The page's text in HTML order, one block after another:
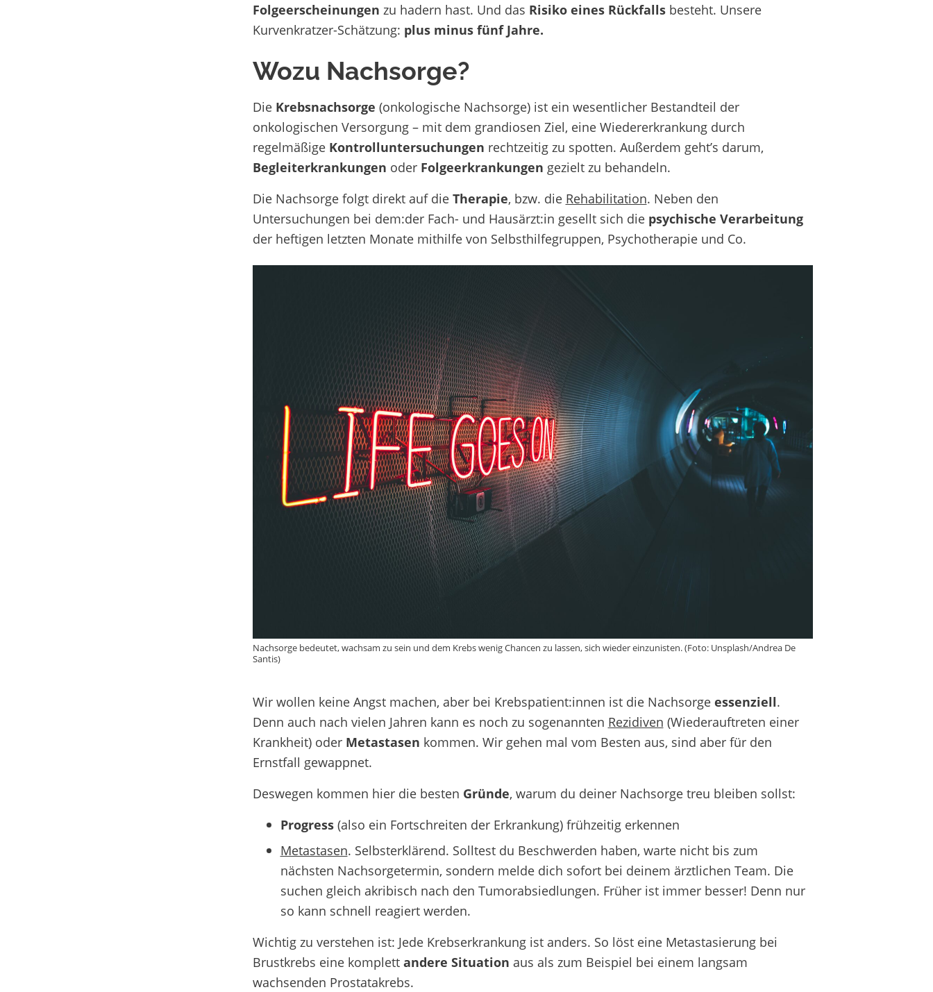
Folgeerscheinungen zu hadern hast. Und das Risiko eines Rückfallsbesteht. Unsere
Kurvenkratzer-Schätzung: plus minus fünf Jahre.
Wozu Nachsorge?
Die Krebsnachsorge (onkologische Nachsorge) ist ein wesentlicher Bestandteil der
onkologischen Versorgung – mit dem grandiosen Ziel, eine Wiedererkrankung durch
regelmäßige Kontrolluntersuchungen rechtzeitig zu spotten. Außerdem geht’s darum,
Begleiterkrankungen oder Folgeerkrankungen gezielt zu behandeln.
Die Nachsorge folgt direkt auf die Therapie, bzw. die Rehabilitation. Neben den
Untersuchungen bei dem:der Fach- und Hausärzt:in gesellt sich die psychische Verarbeitung
der heftigen letzten Monate mithilfe von Selbsthilfegruppen, Psychotherapie und Co.
Nachsorge bedeutet, wachsam zu sein und dem Krebs wenig Chancen zu lassen, sich wieder einzunisten. (Foto: Unsplash/Andrea De
Santis)
Wir wollen keine Angst machen, aber bei Krebspatient:innen ist die Nachsorge essenziell.
Denn auch nach vielen Jahren kann es noch zu sogenannten Rezidiven (Wiederauftreten einer
Krankheit) oder Metastasen kommen. Wir gehen mal vom Besten aus, sind aber für den
Ernstfall gewappnet.
Deswegen kommen hier die besten Gründe, warum du deiner Nachsorge treu bleiben sollst:
Progress (also ein Fortschreiten der Erkrankung) frühzeitig erkennen
Metastasen. Selbsterklärend. Solltest du Beschwerden haben, warte nicht bis zum
nächsten Nachsorgetermin, sondern melde dich sofort bei deinem ärztlichen Team. Die
suchen gleich akribisch nach den Tumorabsiedlungen. Früher ist immer besser! Denn nur
so kann schnell reagiert werden.
Wichtig zu verstehen ist: Jede Krebserkrankung ist anders. So löst eine Metastasierung bei
Brustkrebs eine komplett andere Situation aus als zum Beispiel bei einem langsam
wachsenden Prostatakrebs.